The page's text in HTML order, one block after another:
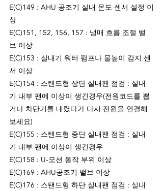
E(C)149 : AHU 공조기 실내 온도 센서 설정 이
상
E(C)151, 152, 156, 157 : 냉매 흐름 조절 밸
브 이상
E(C)153 : 실내기 워터 펌프나 물높이 감지 센
서 이상
E(C)154 : 스탠드형 상단 실내팬 점검 : 실내
기 내부 팬에 이상이 생긴경우(전원코드를 뽑
거나 차단기를 내렸다가 다시 전원을 연결해
보세요)
E(C)155 : 스탠드형 중단 실내팬 점검 : 실내
기 내부 팬에 이상이 생긴경우
E(C)158 : U-모션 동작 부위 이상
E(C)169 : AHU공조기 밸브 이상
E(C)176 : 스탠드형 하단 실내팬 점검 : 실내